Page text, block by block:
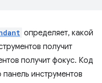
определяет, какой
получит
получит фокус. Код
панель инструментов